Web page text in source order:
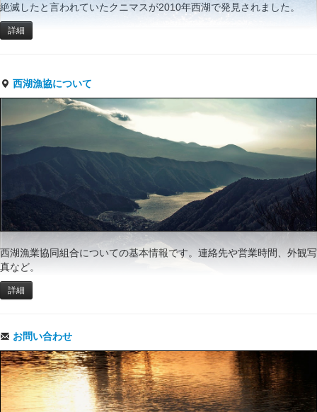
絶滅したと言われていたクニマスが2010年西湖で発見されました。
詳細
西湖漁協について
西湖漁業協同組合についての基本情報です。連絡先や営業時間、外観写
真など。
詳細
お問い合わせ